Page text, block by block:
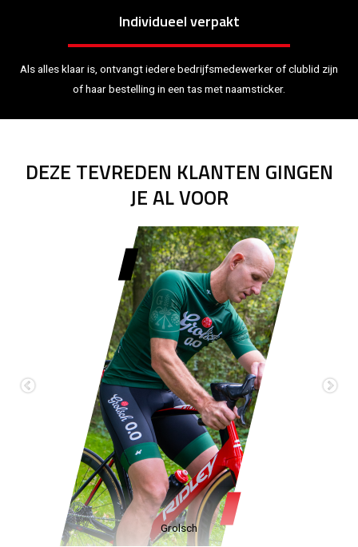
Individueel verpakt
Als alles klaar is, ontvangt iedere bedrijfsmedewerker of clublid zijn
of haar bestelling in een tas met naamsticker.
DEZE TEVREDEN KLANTEN GINGEN
JE AL VOOR
Voskamp